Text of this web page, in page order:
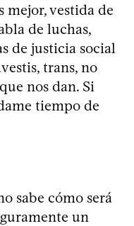
mejor, vestida de
de luchas,
de justicia social
trans, no
nos dan. Si
tiempo de
sabe cómo será
un